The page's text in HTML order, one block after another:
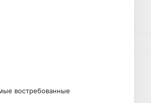
востребованные